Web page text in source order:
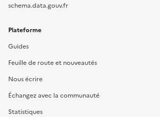
schema.data.gouv.fr
Plateforme
Guides
Feuille de route et nouveautés
Nous écrire
Échangez avec la communauté
Statistiques